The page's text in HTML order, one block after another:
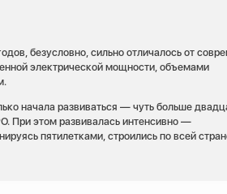
безусловно, сильно отличалось от
электрической мощности, объемами
начала развиваться — чуть больше
При этом развивалась интенсивно —
пятилетками, строились по всей